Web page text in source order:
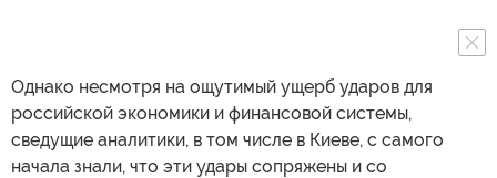
Однако несмотря на ощутимый ущерб ударов для
российской экономики и финансовой системы,
сведущие аналитики, в том числе в Киеве, с самого
начала знали, что эти удары сопряжены и со